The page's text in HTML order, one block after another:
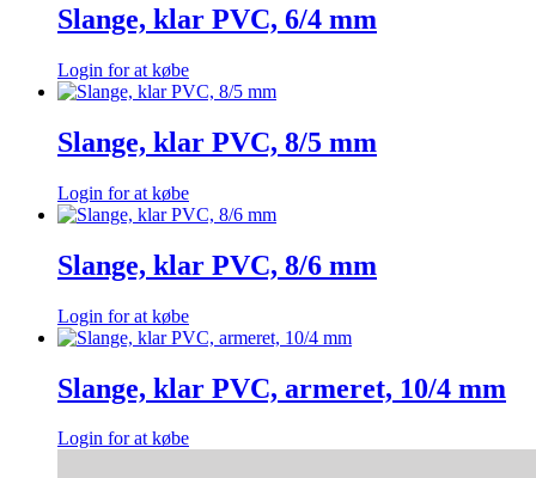
Slange, klar PVC, 6/4 mm
Login for at købe
Slange, klar PVC, 8/5 mm
Login for at købe
Slange, klar PVC, 8/6 mm
Login for at købe
Slange, klar PVC, armeret, 10/4 mm
Login for at købe